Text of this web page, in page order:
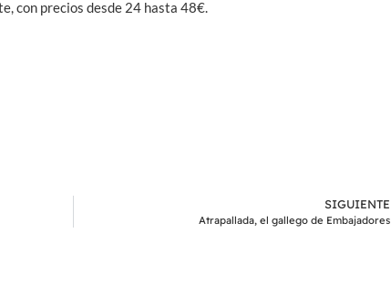
con precios desde 24 hasta 48€.
SIGUIENTE
Atrapallada, el gallego de Embajadores